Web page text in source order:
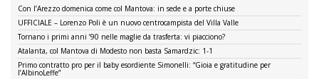
Con l’Arezzo domenica come col Mantova: in sede e a porte chiuse
UFFICIALE – Lorenzo Poli è un nuovo centrocampista del Villa Valle
Tornano i primi anni ’90 nelle maglie da trasferta: vi piacciono?
Atalanta, col Mantova di Modesto non basta Samardzic: 1-1
Primo contratto pro per il baby esordiente Simonelli: “Gioia e gratitudine per
l’AlbinoLeffe”